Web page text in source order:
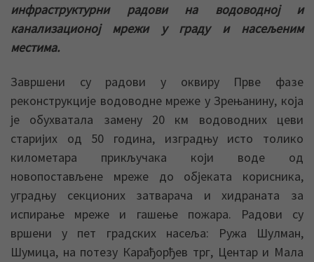
инфраструктурни радови на водоводној и
канализационој мрежи у граду и насељеним
местима.
Завршени су радови у оквиру Прве фазе
реконструкције водоводне мреже у Зрењанину, која
је обухватала замену 20 км водоводних цеви
старијих од 50 година, изградњу исто толико
километара прикључака који воде од
новопостављене мреже до објеката корисника,
уградњу секционих затварача и хидраната за
испирање мреже и гашење пожара. Радови су
вршени у пет градских насеља: Ружа Шулман,
Шумица, на потезу Карађорђев трг, Центар и Мала